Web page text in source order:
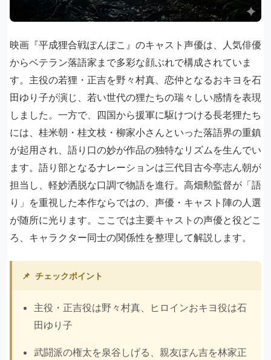
映画『平成狸合戦ぽんぽこ』のキャスト声優は、人気俳優
からベテラン落語家まで多彩な顔ぶれで構成されていま
す。主役の若狸・正吉を野々村真、恋仲となるおキヨを石
田ゆり子が演じ、若い世代の狸たちの瑞々しい感情を表現
しました。一方で、四国から援軍に駆けつける長老狸たち
には、桂米朝・桂文枝・柳家小さんといった落語界の重鎮
が起用され、語り口の妙が作品の独特なリズムを生んでい
ます。語り部となるナレーションは三代目古今亭志ん朝が
担当し、軽妙洒脱な口調で物語を進行。高畑勲監督が「語
り」を重視した本作ならではの、声優・キャスト陣の人選
が随所に光ります。ここでは主要キャストの声優と役どこ
ろ、キャラクター同士の関係性を整理して解説します。
📌 チェックポイント
主役・正吉役は野々村真、ヒロインおキヨ役は石
田ゆり子
武闘派の権太を泉谷しげる、親友ぽん吉を林家正